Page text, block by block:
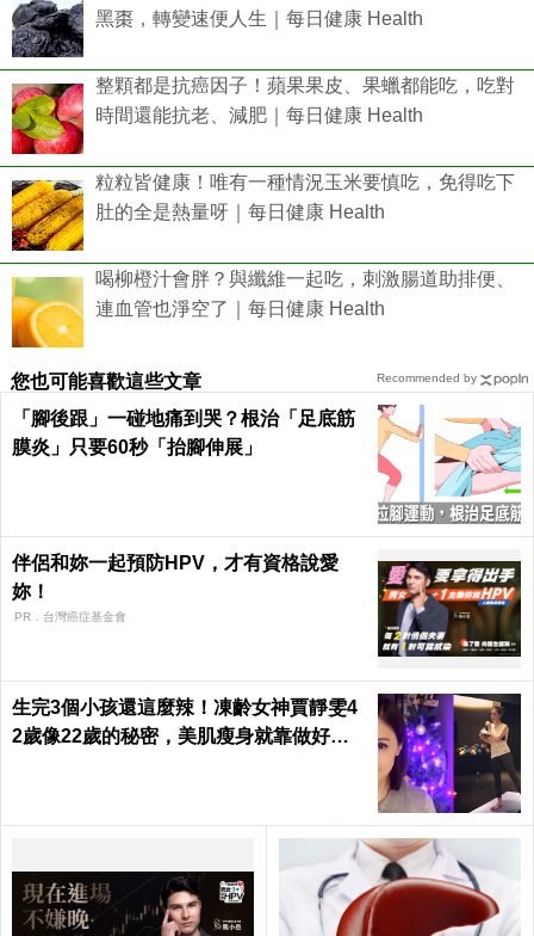
黑棗，轉變速便人生｜每日健康 Health
整顆都是抗癌因子！蘋果果皮、果蠟都能吃，吃對
時間還能抗老、減肥｜每日健康 Health
粒粒皆健康！唯有一種情況玉米要慎吃，免得吃下
肚的全是熱量呀｜每日健康 Health
喝柳橙汁會胖？與纖維一起吃，刺激腸道助排便、
連血管也淨空了｜每日健康 Health
您也可能喜歡這些文章
「腳後跟」一碰地痛到哭？根治「足底筋
膜炎」只要60秒「抬腳伸展」
伴侶和妳一起預防HPV，才有資格說愛
妳！
PR．台灣癌症基金會
生完3個小孩還這麼辣！凍齡女神賈靜雯4
2歲像22歲的秘密，美肌瘦身就靠做好這3
Recommended by